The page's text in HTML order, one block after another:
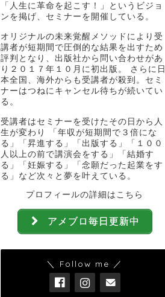
「人生に革命を起こす！」というビジョ
ンを掲げ、セミナーを開催している。
オリジナルの未来覚醒メソッドにより受
講者が短期間で圧倒的な結果を出すため
評判となり、出版社から問い合わせがあ
り２０１７年１０月に初出版。 さらに日
本全国、海外からも受講者が殺到。セミ
ナーはつねにキャンセル待ちが続いてい
る。
受講者はセミナーを受けたその日から人
生が変わり 「年収が短期間で３倍にな
る」「昇進する」「出版する」「１００
人以上の前で講演会をする」「結婚す
る」「妊娠する」「念願だった起業をす
る」など次々と夢を叶えている。
プロフィールの詳細はこちら
アメブロ毎日更新中
＼ Follow me ／